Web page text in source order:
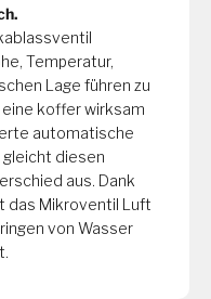
Temperatur,
Lage führen zu
koffer wirksam
automatische
gleicht diesen
aus. Dank
das Mikroventil Luft
von Wasser